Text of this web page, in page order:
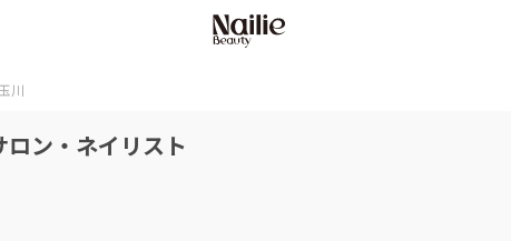
川
ン・ネイリスト